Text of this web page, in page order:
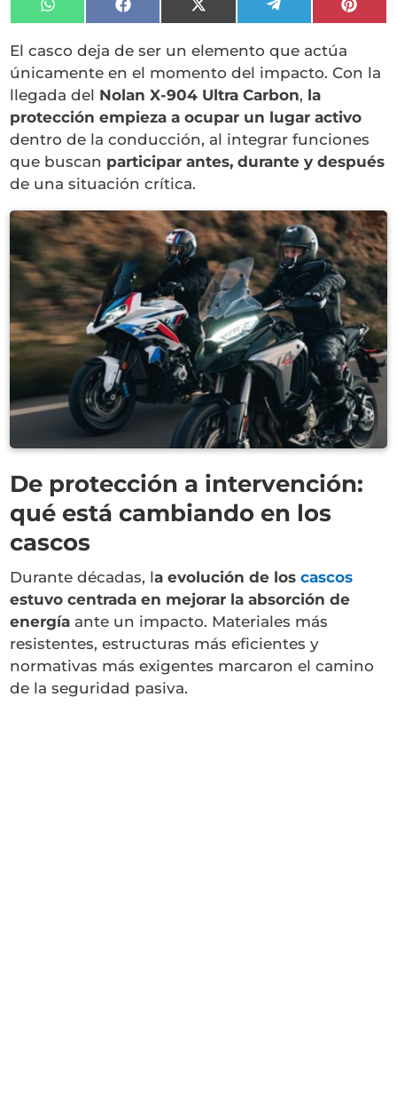
Compartir
en
WhatsApp
Compartir
en
Facebook
Compartir
en
X
(Twitter)
Compartir
en
Telegram
en
El casco deja de ser un elemento que actúa
únicamente en el momento del impacto. Con la
llegada del Nolan X-904 Ultra Carbon, la
protección empieza a ocupar un lugar activo
dentro de la conducción, al integrar funciones
que buscan participar antes, durante y después
de una situación crítica.
De protección a intervención:
qué está cambiando en los
cascos
Durante décadas, la evolución de loscascos
estuvo centrada en mejorar la absorción de
energía ante un impacto. Materiales más
resistentes, estructuras más eficientes y
normativas más exigentes marcaron el camino
de la seguridad pasiva.